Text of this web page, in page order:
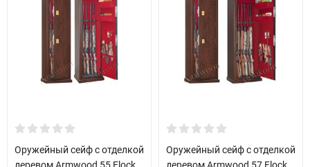
Оружейный сейф с отделкой
Оружейный сейф с отделкой